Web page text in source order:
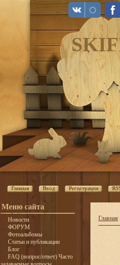
Главная Вход Регистрация
Меню сайта
Новости
ФОРУМ
Фотоальбомы
Статьи и публикации
Блог
FAQ (вопрос/ответ) Часто
Главная